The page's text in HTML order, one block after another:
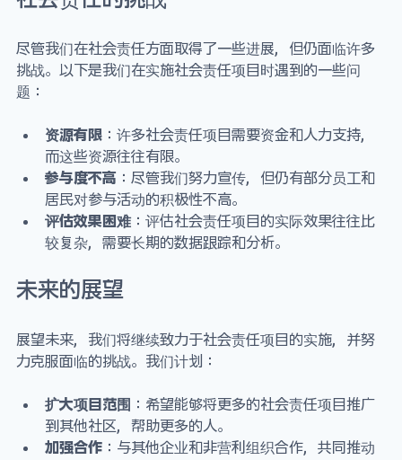
尽管我们在社会责任方面取得了一些进展，但仍面临许多
挑战。以下是我们在实施社会责任项目时遇到的一些问
题：
资源有限 ：许多社会责任项目需要资金和人力支持，
而这些资源往往有限。
参与度不高 ：尽管我们努力宣传，但仍有部分员工和
居民对参与活动的积极性不高。
评估效果困难：评估社会责任项目的实际效果往往比
较复杂，需要长期的数据跟踪和分析。
未来的展望
展望未来，我们将继续致力于社会责任项目的实施，并努
力克服面临的挑战。我们计划：
扩大项目范围
：希望能够将更多的社会责任项目推广
到其他社区，帮助更多的人。
加强合作 ：与其他企业和非营利组织合作，共同推动